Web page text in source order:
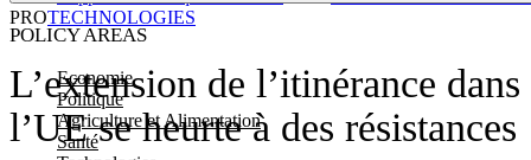
POLICY AREAS
Economie
Politique
Agriculture et Alimentation
Santé
L’extension de l’itinérance dans
l’UE se heurte à des résistances
PROTECHNOLOGIES